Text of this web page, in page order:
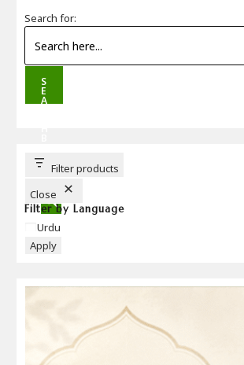
Search for:
S
E
A
T
T
Filter products
Close
Filter by Language
Language
Urdu
Apply